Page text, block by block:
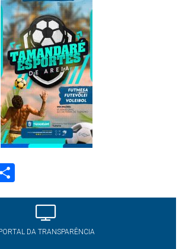
DA TRANSPARÊNCIA